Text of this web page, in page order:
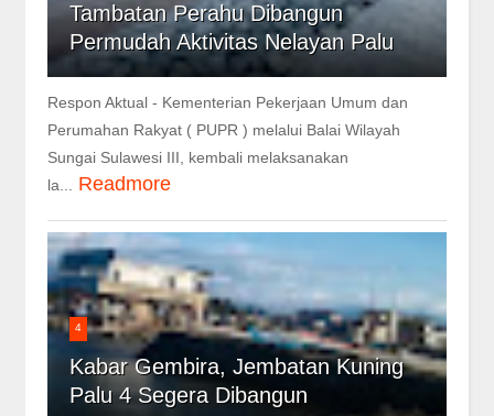
Tambatan Perahu Dibangun
Permudah Aktivitas Nelayan Palu
Respon Aktual - Kementerian Pekerjaan Umum dan
Perumahan Rakyat ( PUPR ) melalui Balai Wilayah
Sungai Sulawesi III, kembali melaksanakan
la... Readmore
4
Kabar Gembira, Jembatan Kuning
Palu 4 Segera Dibangun